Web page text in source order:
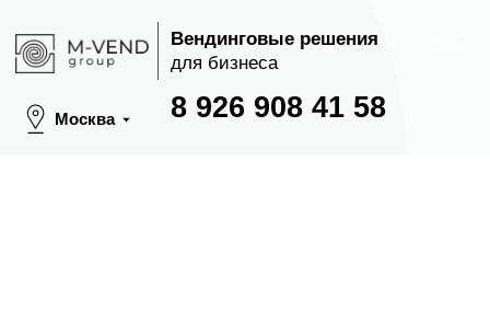
8 926 908 41 58
Вендинговые решения
для бизнеса